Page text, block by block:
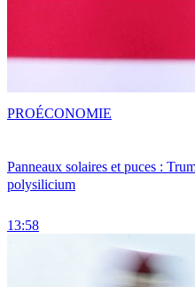
Panneaux solaires et puces :
polysilicium
13:58
PROÉCONOMIE